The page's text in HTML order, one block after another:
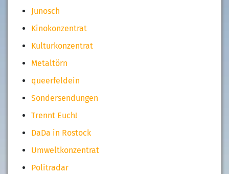
Junosch
Kinokonzentrat
Kulturkonzentrat
Metaltörn
queerfeldein
Sondersendungen
Trennt Euch!
DaDa in Rostock
Umweltkonzentrat
Politradar